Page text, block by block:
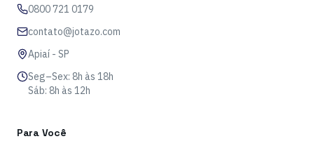
0800 721 0179
contato@jotazo.com
Apiaí - SP
Seg–Sex: 8h às 18h
Sáb: 8h às 12h
Para Você